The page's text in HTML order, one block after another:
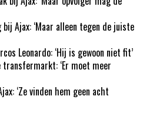
Ajax: ‘Maar alleen tegen de juiste
Leonardo: ‘Hij is gewoon niet fit’
‘Er moet meer
‘Ze vinden hem geen acht